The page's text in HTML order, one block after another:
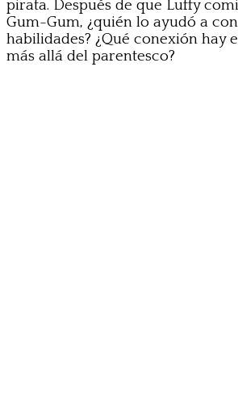
pirata. Después de que Luffy
Gum-Gum, ¿quién lo ayudó a
habilidades? ¿Qué conexión hay
más allá del parentesco?